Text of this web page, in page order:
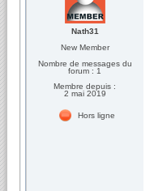
Nath31
New Member
Nombre de messages du
forum : 1
Membre depuis :
2 mai 2019
Hors ligne